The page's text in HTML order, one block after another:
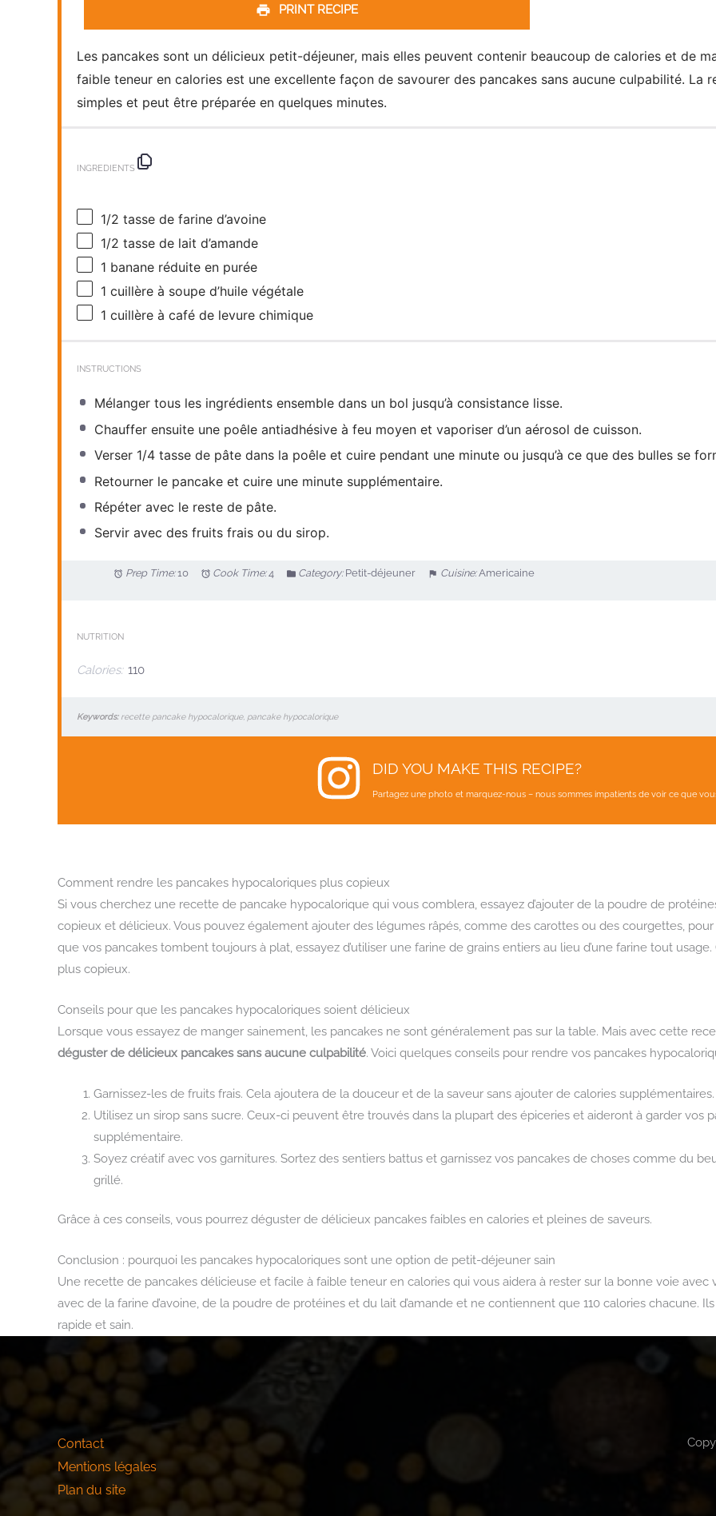
PRINT RECIPE
Les pancakes sont un délicieux petit-déjeuner, mais elles peuvent contenir beaucoup de calories et de
faible teneur en calories est une excellente façon de savourer des pancakessans aucune culpabilité. La
simples et peut être préparée en quelques minutes.
INGREDIENTS
1/2 tasse de farine d’avoine
1/2 tasse de lait d’amande
1 banane réduite en purée
1 cuillère à soupe d’huile végétale
1 cuillère à café de levure chimique
INSTRUCTIONS
Mélanger tous les ingrédients ensemble dans un bol jusqu’à consistance lisse.
Chauffer ensuite une poêle antiadhésive à feu moyen et vaporiser d’un aérosol de cuisson.
Verser 1/4 tasse de pâte dans la poêle et cuire pendant une minute ou jusqu’à ce que des bulles se
Retourner le pancake et cuire une minute supplémentaire.
Répéter avec le reste de pâte.
Servir avec des fruits frais ou du sirop.
Prep Time: 10 Cook Time: 4 Category: Petit-déjeuner Cuisine: Americaine
NUTRITION
Calories: 110
Keywords:recette pancake hypocalorique, pancake hypocalorique
DID YOU MAKE THIS RECIPE?
Partagez une photo et marquez-nous – nous sommes impatients de voir ce que
Comment rendre les pancakes hypocaloriques plus copieux
Si vous cherchez une recette de pancake hypocalorique qui vous comblera, essayez d’ajouter de la poudre de
copieux et délicieux. Vous pouvez également ajouter des légumes râpés, comme des carottes ou des courgettes,
que vos pancakes tombent toujours à plat, essayez d’utiliser une farine de grains entiers au lieu d’une farine tout
plus copieux.
Conseils pour que les pancakes hypocaloriques soient délicieux
Lorsque vous essayez de manger sainement, les pancakes ne sont généralement pas sur la table. Mais avec cette
déguster de délicieux pancakes sans aucune culpabilité. Voici quelques conseils pour rendre vos pancakes
Garnissez-les de fruits frais. Cela ajoutera de la douceur et de la saveur sans ajouter de calories supplémentaires.
Utilisez un sirop sans sucre. Ceux-ci peuvent être trouvés dans la plupart des épiceries et aideront à garder vos
supplémentaire.
Soyez créatif avec vos garnitures. Sortez des sentiers battus et garnissez vos pancakes de choses comme du
grillé.
Grâce à ces conseils, vous pourrez déguster de délicieux pancakes faibles en calories et pleines de saveurs.
Conclusion : pourquoi les pancakes hypocaloriques sont une option de petit-déjeuner sain
Une recette de pancakes délicieuse et facile à faible teneur en calories qui vous aidera à rester sur la bonne voie avec
avec de la farine d’avoine, de la poudre de protéines et du lait d’amande et ne contiennent que 110 calories chacune.
rapide et sain.
Contact
Mentions légales
Plan du site